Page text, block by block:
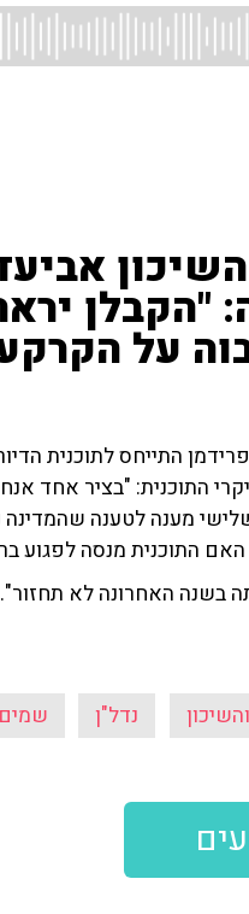
"הקבלן
על
התייחס לתוכנית
עיקרי התוכנית: "בציר אחד
מענה לטענה
התוכנית מנסה לפגוע
בשנה האחרונה לא תחזור".
נדל"ן